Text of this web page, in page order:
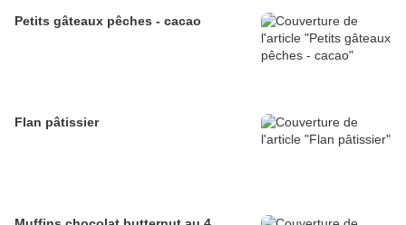
Petits gâteaux pêches - cacao
Flan pâtissier